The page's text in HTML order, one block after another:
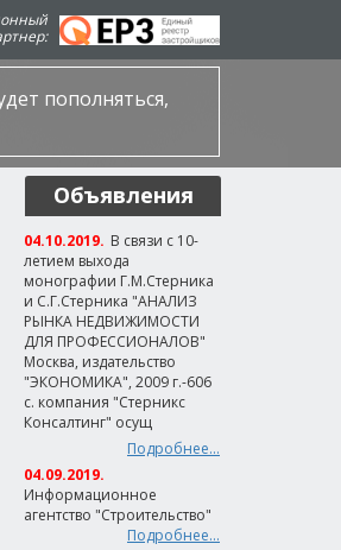
пополняться,
Объявления
04.10.2019. В связи с 10-
летием выхода
монографии Г.М.Стерника
и С.Г.Стерника "АНАЛИЗ
РЫНКА НЕДВИЖИМОСТИ
ДЛЯ ПРОФЕССИОНАЛОВ"
Москва, издательство
"ЭКОНОМИКА", 2009 г.-606
с. компания "Стерникс
Консалтинг" осущ
Подробнее...
04.09.2019.
Информационное
агентство "Строительство"
Подробнее...